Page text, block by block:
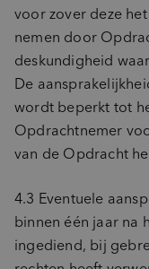
voor zover deze
nemen door
deskundigheid
De
wordt beperkt tot
Opdrachtnemer
van de Opdracht
4.3 Eventuele
binnen één jaar na
ingediend, bij